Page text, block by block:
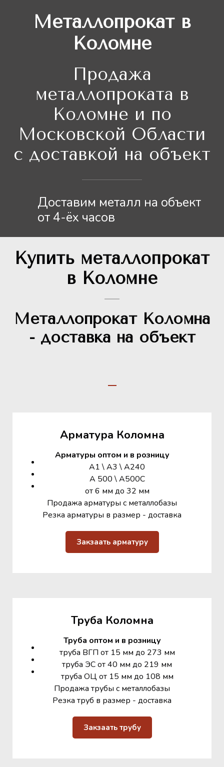
Металлопрокат в
Коломне
Продажа
металлопроката в
Коломне и по
Московской Области
с доставкой на объект
Доставим металл на объект
от 4-ёх часов
Купить металлопрокат
в Коломне
Металлопрокат Коломна
- доставка на объект
Арматура Коломна
Арматуры оптом и в розницу
А1 \ А3 \ А240
А 500 \ А500С
от 6 мм до 32 мм
Продажа арматуры с металлобазы
Резка арматуры в размер - доставка
Закзаать арматуру
Труба Коломна
Труба оптом и в розницу
труба ВГП от 15 мм до 273 мм
труба ЭС от 40 мм до 219 мм
труба ОЦ от 15 мм до 108 мм
Продажа трубы с металлобазы
Резка труб в размер - доставка
Закзаать трубу